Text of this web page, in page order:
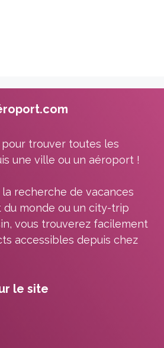
trouver toutes les
une ville ou un aéroport !
la recherche de vacances
du monde ou un city-trip
vous trouverez facilement
accessibles depuis chez
le site